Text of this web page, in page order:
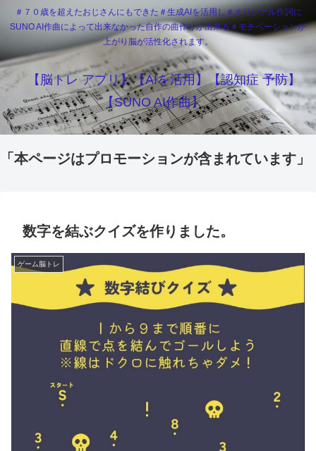
＃７０歳を超えたおじさんにもできた＃生成AIを活用し＃オリジナル作詞に
SUNO AI作曲によって出来なかった自作の曲作りが出来る＃モチベーションが
上がり脳が活性化されます。
【脳トレ アプリ】【AIを活用】【認知症 予防】
【SUNO AI作曲】
「本ページはプロモーションが含まれています」
数字を結ぶクイズを作りました。
ゲーム脳トレ